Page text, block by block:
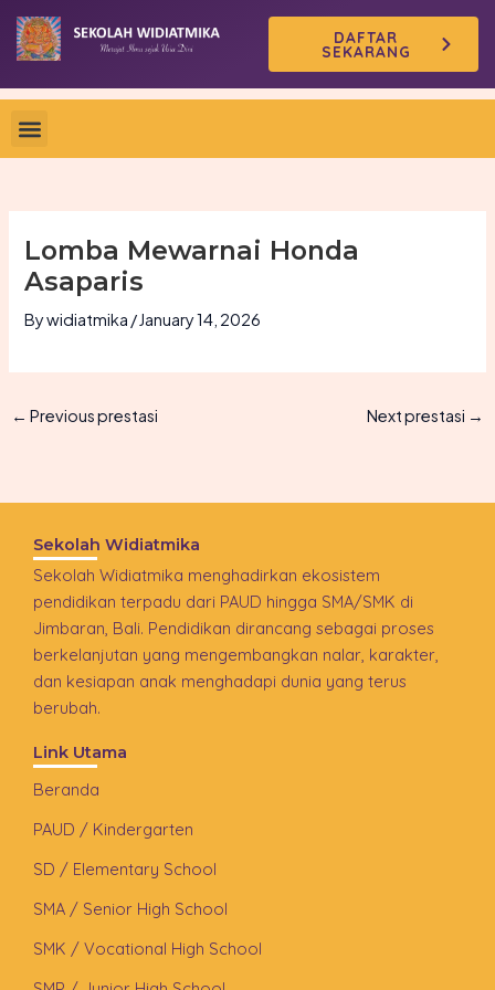
Skip
content
DAFTAR
SEKARANG
Lomba Mewarnai Honda
Asaparis
Bywidiatmika /January 14, 2026
← Previous prestasi Next prestasi →
Sekolah Widiatmika
Sekolah Widiatmika menghadirkan ekosistem
pendidikan terpadu dari PAUD hingga SMA/SMK di
Jimbaran, Bali. Pendidikan dirancang sebagai proses
berkelanjutan yang mengembangkan nalar, karakter,
dan kesiapan anak menghadapi dunia yang terus
berubah.
Link Utama
Beranda
PAUD / Kindergarten
SD / Elementary School
SMA / Senior High School
SMK / Vocational High School